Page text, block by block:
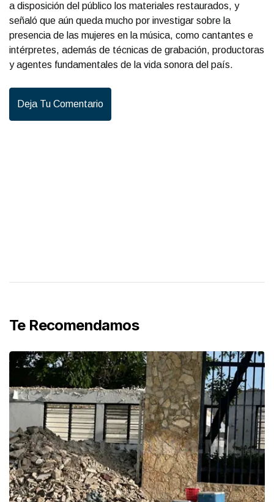
a disposición del público los materiales restaurados, y
señaló que aún queda mucho por investigar sobre la
presencia de las mujeres en la música, como cantantes e
intérpretes, además de técnicas de grabación, productoras
y agentes fundamentales de la vida sonora del país.
Deja Tu Comentario
Te Recomendamos